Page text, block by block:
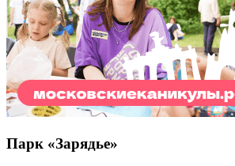
Парк «Зарядье»